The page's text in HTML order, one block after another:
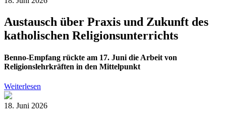
Austausch über Praxis und Zukunft des
katholischen Religionsunterrichts
Benno-Empfang rückte am 17. Juni die Arbeit von
Religionslehrkräften in den Mittelpunkt
Weiterlesen
18. Juni 2026